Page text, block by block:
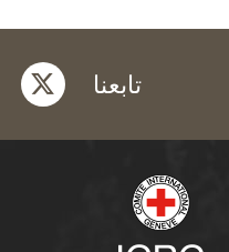
تابعنا twitter